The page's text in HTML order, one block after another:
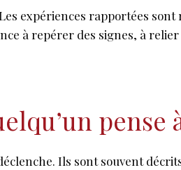
expériences rapportées
à repérer des signes, à
pense
Ils sont souvent